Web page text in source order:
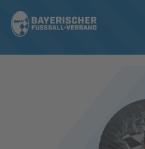
ERGEBNISSE &